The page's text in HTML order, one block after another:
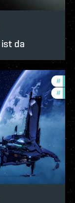
da
#
#